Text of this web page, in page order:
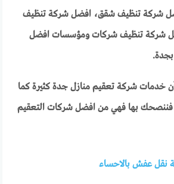
شركة تنظيف شقق، افضل شركة تنظيف
شركة تنظيف شركات ومؤسسات افضل
أن خدمات شركة تعقيم منازل جدة كثيرة كما
فننصحك بها فهي من افضل شركات التعقيم
نقل عفش بالاحساء